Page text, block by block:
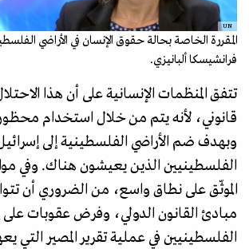
UN
المقررة الخاصة بحالة حقوق الإنسان في الأراضي
فرانشيسكا ألبانيزي.
تتفق المنظمات الإنسانية على أن هذا
قانوني، لأنه يتم من خلال استخدام
وبهدف ضم الأراضي الفلسطينية إلى
الفلسطينيين الذين يعيشون هناك. وفي
الموثّق على نطاق واسع، من الضروري أن
مبادئ القانون الدولي، وفرض عقوبات
الفلسطينيين في عملية تقرير المصير التي